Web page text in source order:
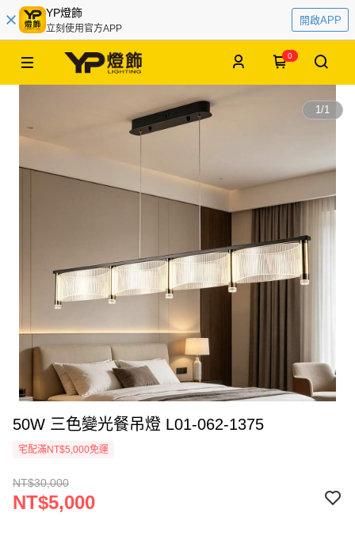
YP燈飾
立刻使用官方APP
開啟APP
0
1/1
50W 三色變光餐吊燈 L01-062-1375
宅配滿NT$5,000免運
NT$30,000
NT$5,000